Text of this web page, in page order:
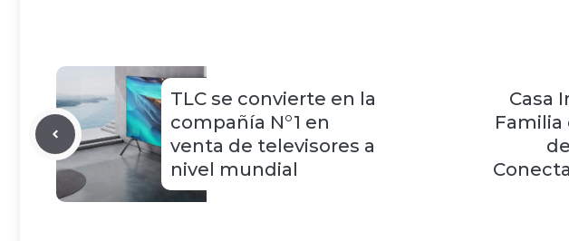
TLC se convierte en la
compañía N°1 en
venta de televisores a
nivel mundial
Casa